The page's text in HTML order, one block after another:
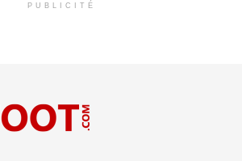
PUBLICITÉ